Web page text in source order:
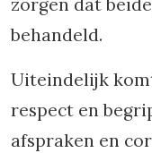
zorgen dat
behandeld.
Uiteindelijk
respect en
afspraken en